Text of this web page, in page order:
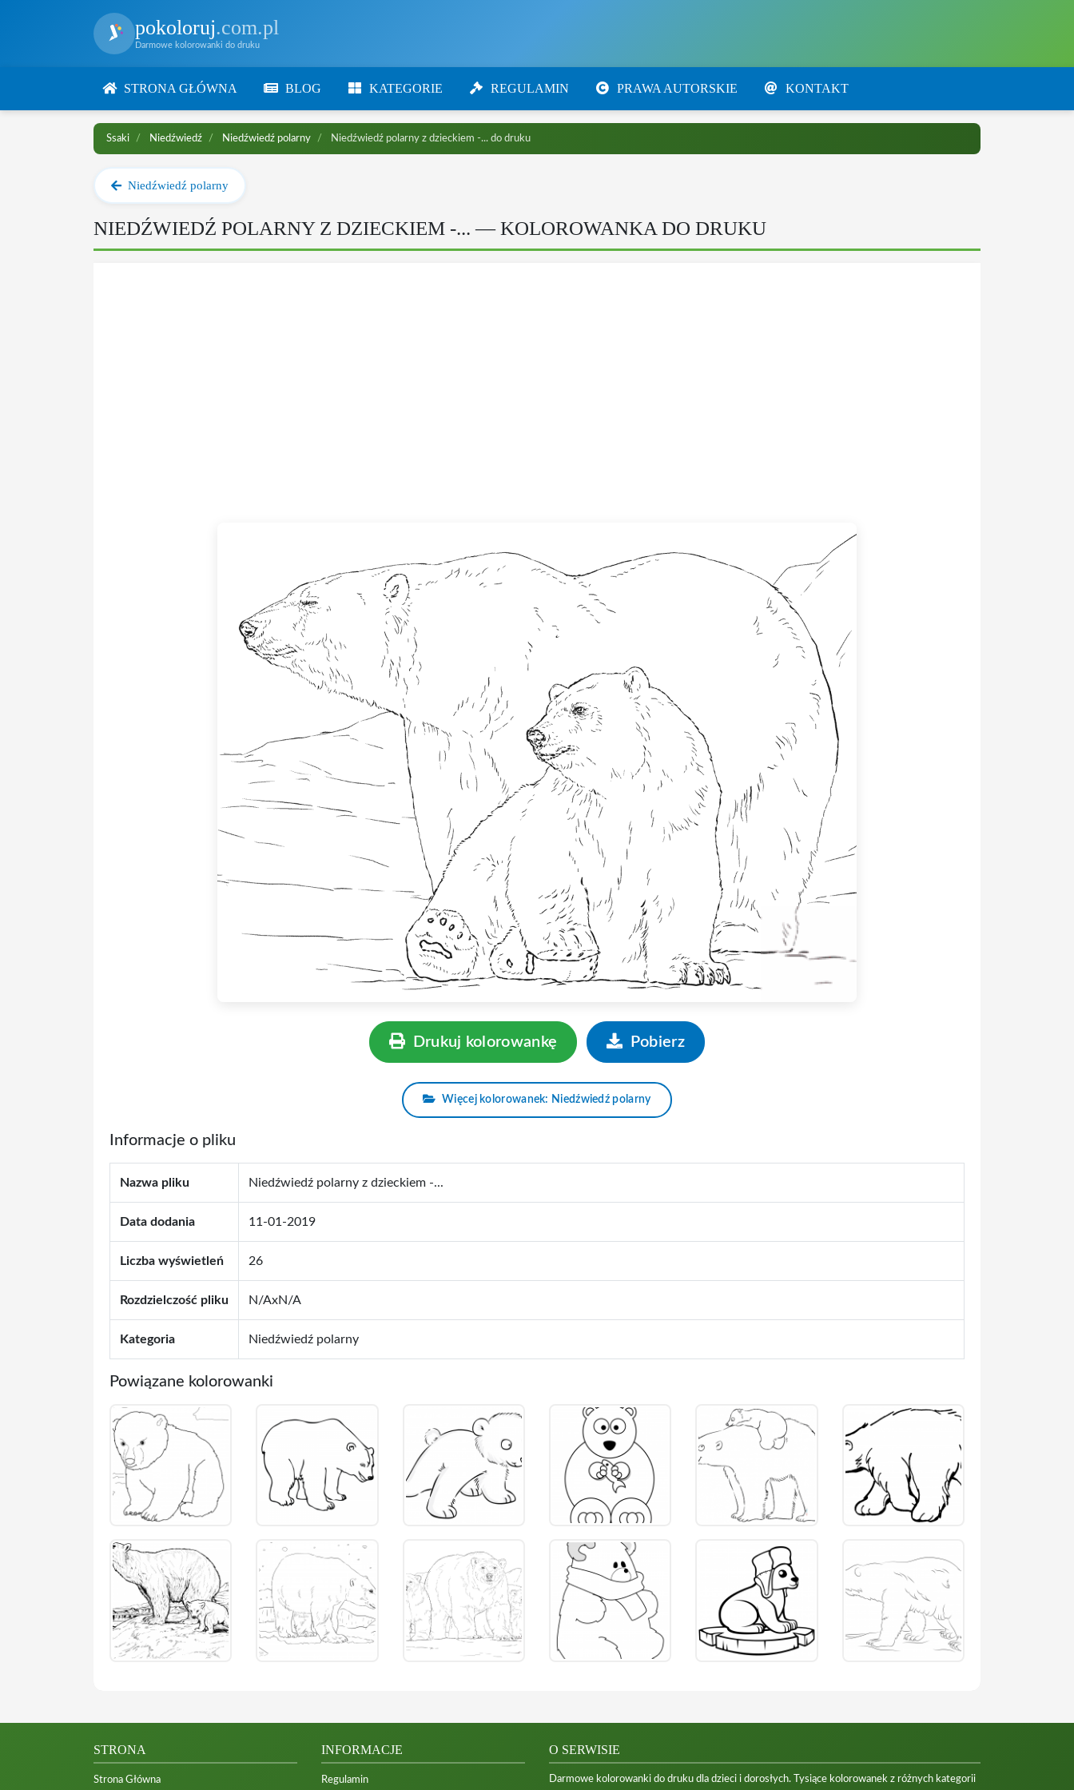
pokoloruj.com.pl
Darmowe kolorowanki do druku
STRONA GŁÓWNA BLOG KATEGORIE REGULAMIN PRAWA AUTORSKIE KONTAKT
Ssaki Niedźwiedź Niedźwiedź polarny Niedźwiedź polarny z dzieckiem -... do druku
Niedźwiedź polarny
NIEDŹWIEDŹ POLARNY Z DZIECKIEM -... — KOLOROWANKA DO DRUKU
Drukuj kolorowankę Pobierz
Więcej kolorowanek: Niedźwiedź polarny
Informacje o pliku
Nazwa pliku Niedźwiedź polarny z dzieckiem -...
Data dodania 11-01-2019
Liczba wyświetleń 26
Rozdzielczość pliku N/AxN/A
Kategoria Niedźwiedź polarny
Powiązane kolorowanki
STRONA
Strona Główna
INFORMACJE
Regulamin
O SERWISIE
Darmowe kolorowanki do druku dla dzieci i dorosłych. Tysiące kolorowanek z różnych kategorii